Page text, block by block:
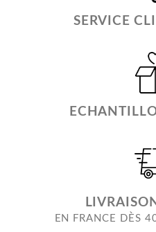
SERVICE
EN FRANCE DÈS